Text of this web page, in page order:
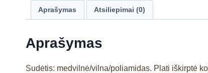
Aprašymas Atsiliepimai (0)
Aprašymas
Sudėtis: medvilnė/vilna/poliamidas. Plati iškirptė